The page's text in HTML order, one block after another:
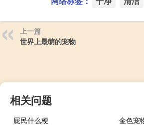
上一篇
世界上最萌的宠物
相关问题
屁民什么梗
金色宠